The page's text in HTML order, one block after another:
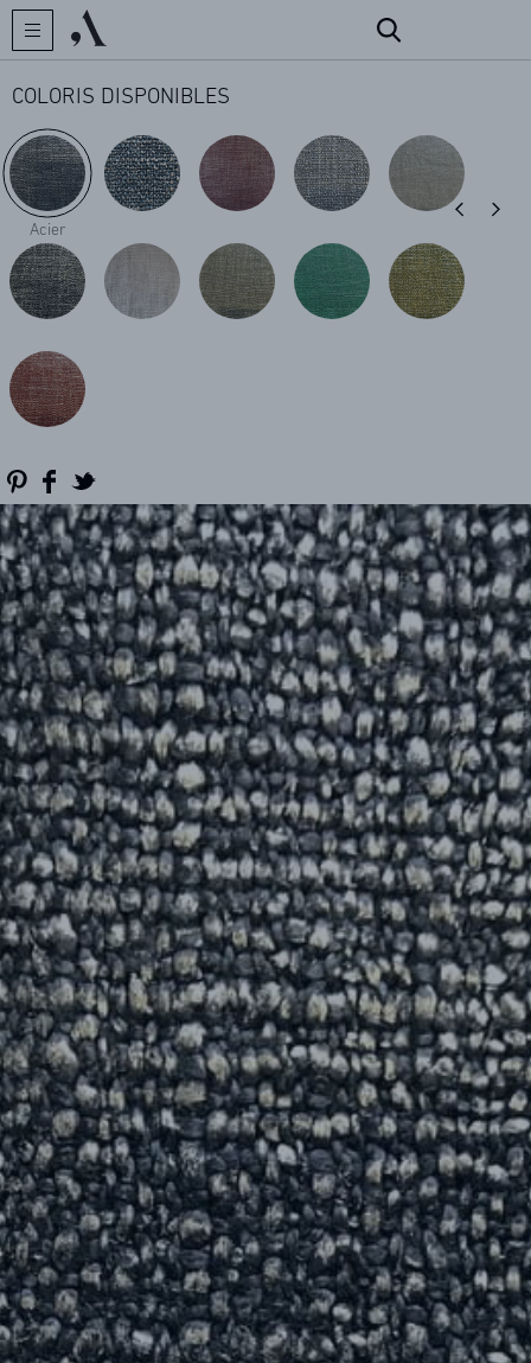
CRÉATEUR
COLLECTIONS
RÉFÉRENCES
PROFESSIONNELS
FAQ
ACTUALITES
COLORIS DISPONIBLES
Acier